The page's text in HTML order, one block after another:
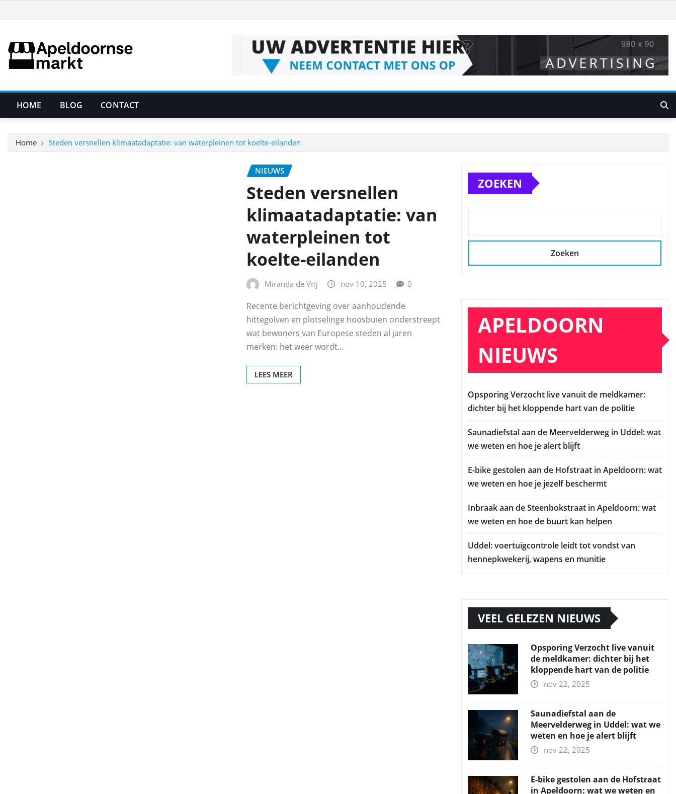
naar
inhoud
HOME BLOG CONTACT
Home Steden versnellen klimaatadaptatie: van waterpleinen tot koelte‑eilanden
NIEUWS
Steden versnellen
klimaatadaptatie: van
waterpleinen tot
koelte‑eilanden
Miranda de Vrij nov 10, 2025 0
Recente berichtgeving over aanhoudende
hittegolven en plotselinge hoosbuien onderstreept
wat bewoners van Europese steden al jaren
merken: het weer wordt…
LEES MEER
ZOEKEN
Zoeken
APELDOORN
NIEUWS
Opsporing Verzocht live vanuit de meldkamer:
dichter bij het kloppende hart van de politie
Saunadiefstal aan de Meervelderweg in Uddel: wat
we weten en hoe je alert blijft
E-bike gestolen aan de Hofstraat in Apeldoorn: wat
we weten en hoe je jezelf beschermt
Inbraak aan de Steenbokstraat in Apeldoorn: wat
we weten en hoe de buurt kan helpen
Uddel: voertuigcontrole leidt tot vondst van
hennepkwekerij, wapens en munitie
VEEL GELEZEN NIEUWS
Opsporing Verzocht live vanuit
de meldkamer: dichter bij het
kloppende hart van de politie
nov 22, 2025
Saunadiefstal aan de
Meervelderweg in Uddel: wat we
weten en hoe je alert blijft
nov 22, 2025
E-bike gestolen aan de Hofstraat
in Apeldoorn: wat we weten en